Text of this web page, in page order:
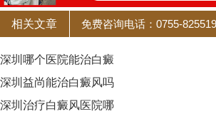
相关文章 免费咨询电话：0755-
深圳哪个医院能治白癜
深圳益尚能治白癜风吗
深圳治疗白癜风医院哪